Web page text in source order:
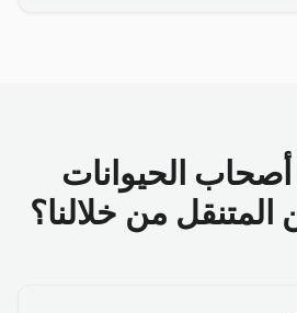
الحيوانات
المتنقل من خلالنا؟